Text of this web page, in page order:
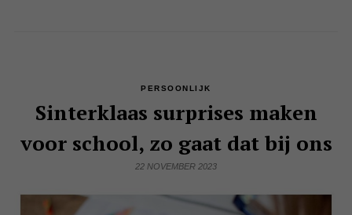
PERSOONLIJK
Sinterklaas surprises maken
voor school, zo gaat dat bij ons
22 NOVEMBER 2023